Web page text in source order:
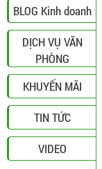
BLOG Kinh doanh
DỊCH VỤ VĂN
PHÒNG
KHUYẾN MÃI
TIN TỨC
VIDEO